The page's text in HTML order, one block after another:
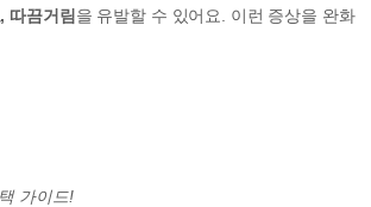
따끔거림 을 유발할 수 있어요. 이런 증상을 완화
가이드!